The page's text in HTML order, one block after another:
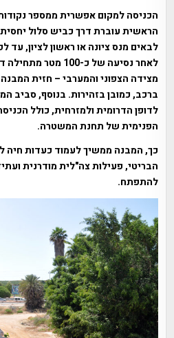
הכניסה למקום אפשרית ממספר
לבאים מנס ציונה או ראשון לציון, עד
לאחר נסיעה של כ-
מצידה הצפוני והמערבי – חזית
ברכב, כמובן בזהירות. בנוסף, סביב
לדופן הדרומית ולמזרחית, כולל
הפנימית של תחנת המשטרה.
כך, המבנה ממשיך לעמוד כעדות חיה
הבריטי, פעילות צה"לית מודרנית
להתפתח.